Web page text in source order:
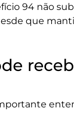
94 não
que